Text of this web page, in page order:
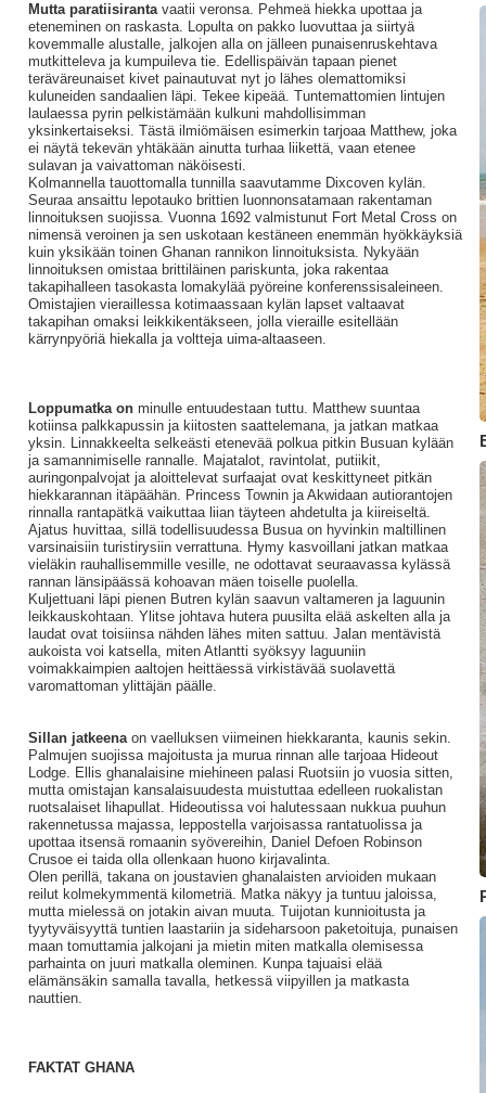
Mutta paratiisirantavaatii veronsa. Pehmeä hiekka upottaa ja
eteneminen on raskasta. Lopulta on pakko luovuttaa ja siirtyä
kovemmalle alustalle, jalkojen alla on jälleen punaisenruskehtava
mutkitteleva ja kumpuileva tie. Edellispäivän tapaan pienet
teräväreunaiset kivet painautuvat nyt jo lähes olemattomiksi
kuluneiden sandaalien läpi. Tekee kipeää. Tuntemattomien lintujen
laulaessa pyrin pelkistämään kulkuni mahdollisimman
yksinkertaiseksi. Tästä ilmiömäisen esimerkin tarjoaa Matthew, joka
ei näytä tekevän yhtäkään ainutta turhaa liikettä, vaan etenee
sulavan ja vaivattoman näköisesti.
Kolmannella tauottomalla tunnilla saavutamme Dixcoven kylän.
Seuraa ansaittu lepotauko brittien luonnonsatamaan rakentaman
linnoituksen suojissa. Vuonna 1692 valmistunut Fort Metal Cross on
nimensä veroinen ja sen uskotaan kestäneen enemmän hyökkäyksiä
kuin yksikään toinen Ghanan rannikon linnoituksista. Nykyään
linnoituksen omistaa brittiläinen pariskunta, joka rakentaa
takapihalleen tasokasta lomakylää pyöreine konferenssisaleineen.
Omistajien vieraillessa kotimaassaan kylän lapset valtaavat
takapihan omaksi leikkikentäkseen, jolla vieraille esitellään
kärrynpyöriä hiekalla ja voltteja uima-altaaseen.
Loppumatka on minulle entuudestaan tuttu. Matthew suuntaa
kotiinsa palkkapussin ja kiitosten saattelemana, ja jatkan matkaa
yksin. Linnakkeelta selkeästi etenevää polkua pitkin Busuan kylään
ja samannimiselle rannalle. Majatalot, ravintolat, putiikit,
auringonpalvojat ja aloittelevat surfaajat ovat keskittyneet pitkän
hiekkarannan itäpäähän. Princess Townin ja Akwidaan autiorantojen
rinnalla rantapätkä vaikuttaa liian täyteen ahdetulta ja kiireiseltä.
Ajatus huvittaa, sillä todellisuudessa Busua on hyvinkin maltillinen
varsinaisiin turistirysiin verrattuna. Hymy kasvoillani jatkan matkaa
vieläkin rauhallisemmille vesille, ne odottavat seuraavassa kylässä
rannan länsipäässä kohoavan mäen toiselle puolella.
Kuljettuani läpi pienen Butren kylän saavun valtameren ja laguunin
leikkauskohtaan. Ylitse johtava hutera puusilta elää askelten alla ja
laudat ovat toisiinsa nähden lähes miten sattuu. Jalan mentävistä
aukoista voi katsella, miten Atlantti syöksyy laguuniin
voimakkaimpien aaltojen heittäessä virkistävää suolavettä
varomattoman ylittäjän päälle.
Sillan jatkeenaon vaelluksen viimeinen hiekkaranta, kaunis sekin.
Palmujen suojissa majoitusta ja murua rinnan alle tarjoaa Hideout
Lodge. Ellis ghanalaisine miehineen palasi Ruotsiin jo vuosia sitten,
mutta omistajan kansalaisuudesta muistuttaa edelleen ruokalistan
ruotsalaiset lihapullat. Hideoutissa voi halutessaan nukkua puuhun
rakennetussa majassa, leppostella varjoisassa rantatuolissa ja
upottaa itsensä romaanin syövereihin, Daniel Defoen Robinson
Crusoe ei taida olla ollenkaan huono kirjavalinta.
Olen perillä, takana on joustavien ghanalaisten arvioiden mukaan
reilut kolmekymmentä kilometriä. Matka näkyy ja tuntuu jaloissa,
mutta mielessä on jotakin aivan muuta. Tuijotan kunnioitusta ja
tyytyväisyyttä tuntien laastariin ja sideharsoon paketoituja, punaisen
maan tomuttamia jalkojani ja mietin miten matkalla olemisessa
parhainta on juuri matkalla oleminen. Kunpa tajuaisi elää
elämänsäkin samalla tavalla, hetkessä viipyillen ja matkasta
nauttien.
FAKTAT GHANA